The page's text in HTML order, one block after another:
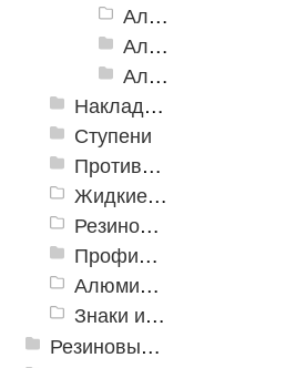
Алюминиевый угол-порог АУ-72
Алюминиевый угол-порог с тройной резиновой вставкой АУ-98
Алюминиевый угол-порог с пятью резиновыми вставками АУ-160
Накладки противоскользящие резиновые
Ступени
Противоскользящие ленты
Жидкие противоскользящие средства
Резиновый профиль с алюминиевой вставкой «NoSlip»
Профили закладные
Алюминиевый профиль для ленты
Знаки из полистирола для разметки пола
Резиновые и ПВХ дорожки